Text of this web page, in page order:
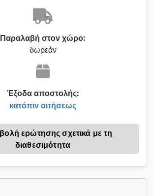
Παραλαβή στον χώρο:
δωρεάν
Έξοδα αποστολής:
κατόπιν αιτήσεως
διαθεσιμότητα